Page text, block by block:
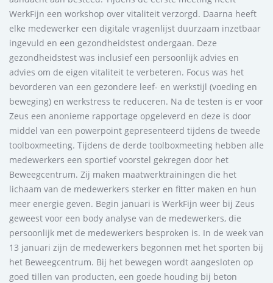
WerkFijn een workshop over vitaliteit verzorgd. Daarna heeft
elke medewerker een digitale vragenlijst duurzaam inzetbaar
ingevuld en een gezondheidstest ondergaan. Deze
gezondheidstest was inclusief een persoonlijk advies en
advies om de eigen vitaliteit te verbeteren. Focus was het
bevorderen van een gezondere leef- en werkstijl (voeding en
beweging) en werkstress te reduceren. Na de testen is er voor
Zeus een anonieme rapportage opgeleverd en deze is door
middel van een powerpoint gepresenteerd tijdens de tweede
toolboxmeeting. Tijdens de derde toolboxmeeting hebben alle
medewerkers een sportief voorstel gekregen door het
Beweegcentrum. Zij maken maatwerktrainingen die het
lichaam van de medewerkers sterker en fitter maken en hun
meer energie geven. Begin januari is WerkFijn weer bij Zeus
geweest voor een body analyse van de medewerkers, die
persoonlijk met de medewerkers besproken is. In de week van
13 januari zijn de medewerkers begonnen met het sporten bij
het Beweegcentrum. Bij het bewegen wordt aangesloten op
goed tillen van producten, een goede houding bij beton